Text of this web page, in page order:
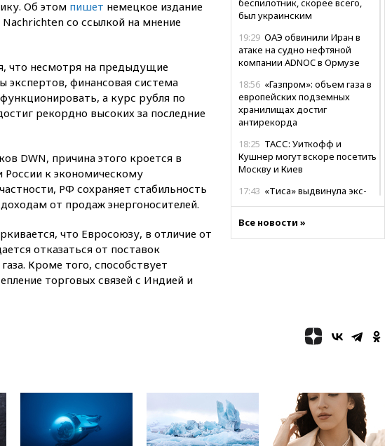
был украинским
19:29 ОАЭ обвинили Иран в
атаке на судно нефтяной
компании ADNOC в Ормузе
18:56 «Газпром»: объем газа в
европейских подземных
хранилищах достиг
антирекорда
18:25 ТАСС: Уиткофф и
Кушнер могут вскоре посетить
Москву и Киев
17:43 «Тиса» выдвинула экс-
Венгрии
При атаке БПЛА в
14:54
В Аргентине умер отец
футболиста Лионеля Месси
14:43
Турция ограничила
судоходство в Черном море
Все новости »
Об этом пишет немецкое издание
со ссылкой на мнение
что несмотря на предыдущие
экспертов, финансовая система
а курс рубля по
рекордно высоких за последние
DWN, причина этого кроется в
России к экономическому
РФ сохраняет стабильность
от продаж энергоносителей.
что Евросоюзу, в отличие от
отказаться от поставок
Кроме того, способствует
торговых связей с Индией и